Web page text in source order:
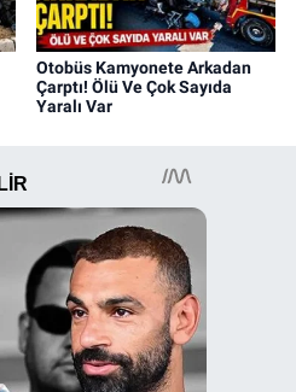
Otobüs Kamyonete Arkadan
Çarptı! Ölü Ve Çok Sayıda
Yaralı Var